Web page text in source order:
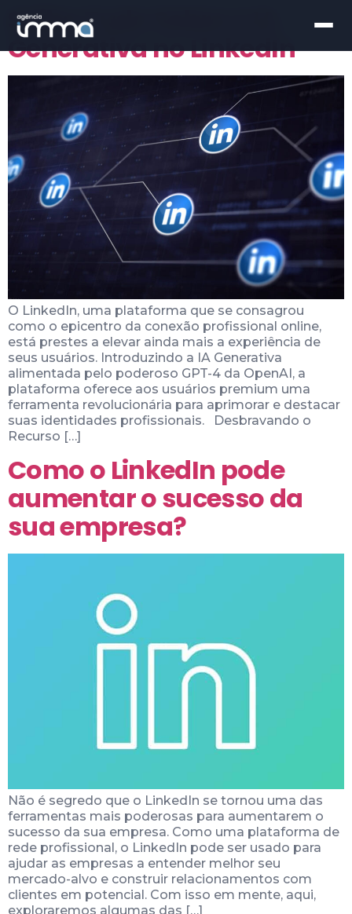
Saiba Tudo Sobre a IA
Generativa no LinkedIn
O LinkedIn, uma plataforma que se consagrou
como o epicentro da conexão profissional online,
está prestes a elevar ainda mais a experiência de
seus usuários. Introduzindo a IA Generativa
alimentada pelo poderoso GPT-4 da OpenAI, a
plataforma oferece aos usuários premium uma
ferramenta revolucionária para aprimorar e destacar
suas identidades profissionais. Desbravando o
Recurso […]
Como o LinkedIn pode
aumentar o sucesso da
sua empresa?
Não é segredo que o LinkedIn se tornou uma das
ferramentas mais poderosas para aumentarem o
sucesso da sua empresa. Como uma plataforma de
rede profissional, o LinkedIn pode ser usado para
ajudar as empresas a entender melhor seu
mercado-alvo e construir relacionamentos com
clientes em potencial. Com isso em mente, aqui,
exploraremos algumas das […]